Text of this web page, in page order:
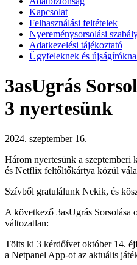
Kapcsolat
Felhasználási feltételek
Nyereménysorsolási
Adatkezelési tájékoztató
Ügyfeleknek és
3asUgrás
3 nyertesünk
2024. szeptember 16.
Három nyertesünk a szeptemberi
és Netflix feltőltőkártya közül
Szívből gratulálunk Nekik, és
A következő 3asUgrás Sorsolása
változatlan:
Tölts ki 3 kérdőívet október 14.
a Netpanel App-ot az aktuális